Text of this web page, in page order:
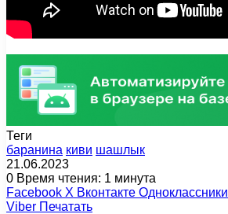
Теги
баранина киви шашлык
21.06.2023
0 Время чтения: 1 минута
Facebook X Вконтакте Одноклассники
Viber Печатать